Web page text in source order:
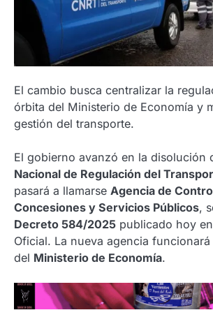
El cambio busca centralizar la
órbita del Ministerio de Economía y
gestión del transporte.
El gobierno avanzó en la disolución
Nacional de Regulación del
pasará a llamarse Agencia de
Concesiones y Servicios Públicos,
Decreto 584/2025 publicado hoy
Oficial. La nueva agencia
del Ministerio de Economía.